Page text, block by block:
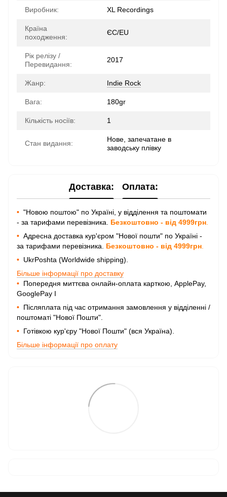
Виробник: XL Recordings
Країна
походження:
ЄС/EU
Рік релізу /
Перевидання:
2017
Жанр: Indie Rock
Вага: 180gr
Кількість носіїв: 1
Стан видання:
Нове, запечатане в
заводську плівку
Доставка: Оплата:
• "Новою поштою" по Україні, у відділення та поштомати
- за тарифами перевізника. Безкоштовно - від 4999грн
• Адресна доставка кур'єром "Нової пошти" по Україні -
за тарифами перевізника. Безкоштовно - від 4999грн
• UkrPoshta (Worldwide shipping).
Більше інформації про доставку
• Попередня миттєва онлайн-оплата карткою, ApplePay,
GooglePay I
• Післяплата під час отримання замовлення у відділенні /
поштоматі "Нової Пошти".
• Готівкою кур'єру "Нової Пошти" (вся Україна).
Більше інформації про оплату